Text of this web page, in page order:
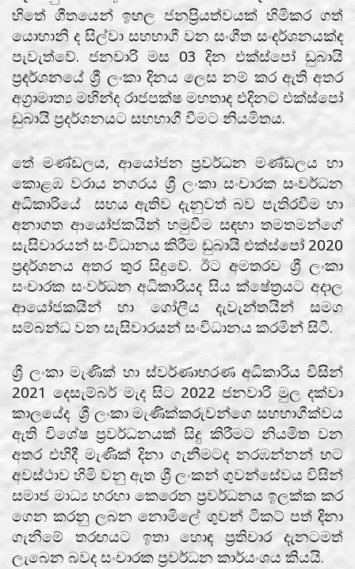
හිතේ ගීතයෙන් ඉහල ජනප්‍රියත්වයක් හිමිකර ගත්
යොහානි ද සිල්වා සහභාගී වන සංගීත සංදර්ශනයක්ද
පැවැත්වේ. ජනවාරි මස 03 දින එක්ස්පෝ ඩුබායි
ප්‍රදර්ශනයේ ශ්‍රී ලංකා දිනය ලෙස නම් කර ඇති අතර
අග්‍රාමාත්‍ය මහින්ද රාජපක්ෂ මහතාද එදිනට එක්ස්පෝ
ඩුබායි ප්‍රදර්ශනයට සහභාගී වීමට නියමිතය.
තේ මණ්ඩලය, ආයෝජන ප්‍රවර්ධන මණ්ඩලය හා
කොළඹ වරාය නගරය ශ්‍රී ලංකා සංචාරක සංවර්ධන
අධිකාරියේ සහය ඇතිව දැනුවත් බව පැතිරවීම හා
අනාගත ආයෝජකයින් හමුවීම සඳහා තමතමන්ගේ
සැසිවාරයන් සංවිධානය කිරීම ඩුබායි එක්ස්පෝ 2020
ප්‍රදර්ශනය අතර තුර සිදුවේ. ඊට අමතරව ශ්‍රී ලංකා
සංචාරක සංවර්ධන අධිකාරියද සිය ක්ෂේත්‍රයට අදාල
ආයෝජකයින් හා ගෝලීය දැවැන්තයින් සමග
සම්බන්ධ වන සැසිවාරයන් සංවිධානය කරමින් සිටී.
ශ්‍රී ලංකා මැණික් හා ස්වර්ණාභරණ අධිකාරිය විසින්
2021 දෙසැම්බර් මැද සිට 2022 ජනවාරි මුල දක්වා
කාලයේද ශ්‍රී ලංකා මැණික්කරුවන්ගෙ සහභාගීක්වය
ඇති විශේෂ ප්‍රවර්ධනයක් සිදු කිරීමට නියමිත වන
අතර එහිදී මැණික් දිනා ගැනීමටද නරඹන්නන් හට
අවස්ථාව හිමි වනු ඇත ශ්‍රී ලංකන් ගුවන්සේවය විසින්
සමාජ මාධ්‍ය හරහා කෙරෙන ප්‍රවර්ධනය ඉලක්ක කර
ගෙන කරනු ලබන නොමිලේ ගුවන් ටිකට් පත් දිනා
ගැනීමේ තරඟයට ඉතා හොඳ ප්‍රතිචාර දැනටමත්
ලැබෙන බවද සංචාරක ප්‍රවර්ධන කාර්යංශය කියයි.